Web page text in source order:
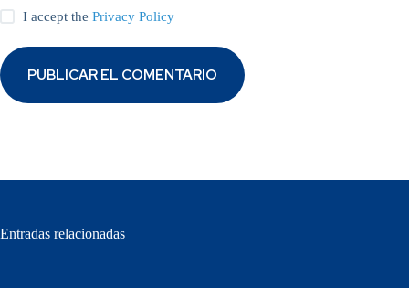
I accept thePrivacy Policy
PUBLICAR EL COMENTARIO
Entradas relacionadas